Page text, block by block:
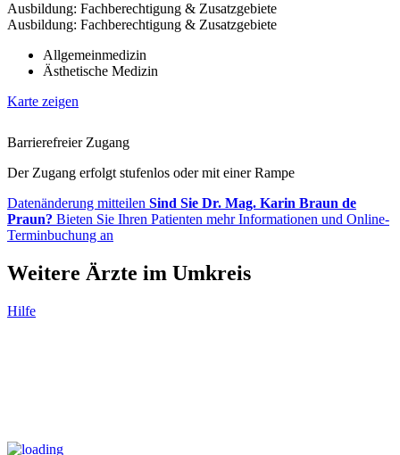
Ausbildung: Fachberechtigung & Zusatzgebiete
Ausbildung: Fachberechtigung & Zusatzgebiete
Allgemeinmedizin
Ästhetische Medizin
Karte zeigen
Barrierefreier Zugang
Der Zugang erfolgt stufenlos oder mit einer Rampe
Datenänderung mitteilen Sind Sie Dr. Mag. Karin Braun de
Praun? Bieten Sie Ihren Patienten mehr Informationen und Online-
Terminbuchung an
Weitere Ärzte im Umkreis
Hilfe